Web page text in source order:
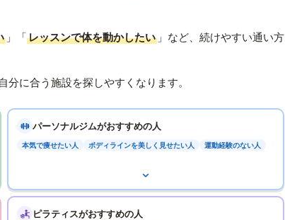
」「レッスンで体を動かしたい 」など、続けやすい通い方
分に合う施設を探しやすくなります。
パーソナルジムがおすすめの人
本気で痩せたい人 ボディラインを美しく見せたい人 運動経験のない人
ピラティスがおすすめの人